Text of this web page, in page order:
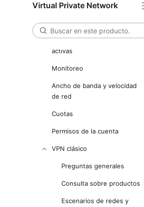
Virtual Private Network
Configuraciones de subred
Tráfico interesante de VPN
Mantener las conexiones VPN
activas
Monitoreo
Ancho de banda y velocidad
de red
Cuotas
Permisos de la cuenta
VPN clásico
Preguntas generales
Consulta sobre productos
Escenarios de redes y